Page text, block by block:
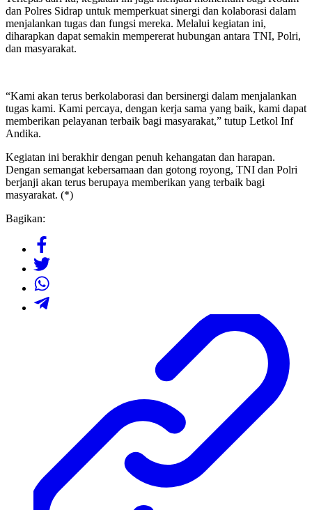
dan Polres Sidrap untuk memperkuat sinergi dan kolaborasi dalam
menjalankan tugas dan fungsi mereka. Melalui kegiatan ini,
diharapkan dapat semakin mempererat hubungan antara TNI, Polri,
dan masyarakat.
“Kami akan terus berkolaborasi dan bersinergi dalam menjalankan
tugas kami. Kami percaya, dengan kerja sama yang baik, kami dapat
memberikan pelayanan terbaik bagi masyarakat,” tutup Letkol Inf
Andika.
Kegiatan ini berakhir dengan penuh kehangatan dan harapan.
Dengan semangat kebersamaan dan gotong royong, TNI dan Polri
berjanji akan terus berupaya memberikan yang terbaik bagi
masyarakat. (*)
Bagikan: